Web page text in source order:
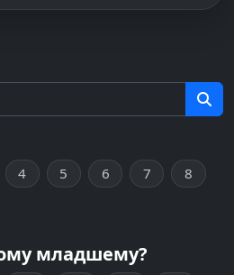
4 5 6 7
8
младшему?